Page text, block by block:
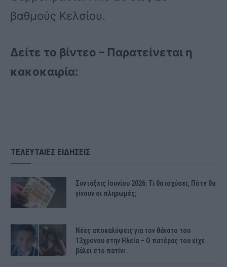
βαθμούς Κελσίου.
Δείτε το βίντεο – Παρατείνεται η
κακοκαιρία:
ΤΕΛΕΥΤΑΙΕΣ ΕΙΔΗΣΕΙΣ
Συντάξεις Ιουνίου 2026: Τι θα ισχύσει; Πότε θα
γίνουν οι πληρωμές;
Νέες αποκαλύψεις για τον θάνατο του
13χρονου στην Ηλεία – Ο πατέρας του είχε
βάλει στο πατίνι…